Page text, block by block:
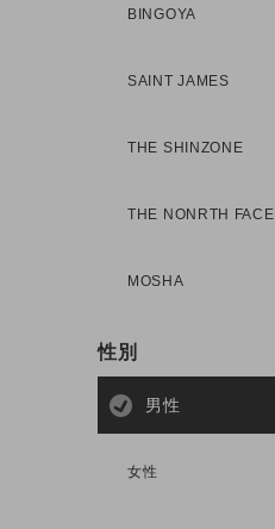
BINGOYA
SAINT JAMES
THE SHINZONE
THE NONRTH FACE
MOSHA
性別
男性
女性